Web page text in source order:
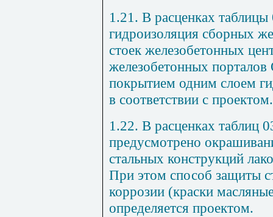
1.21. В расценках
гидроизоляция сборных
стоек железобетонных
железобетонных
покрытием одним слоем
в соответствии с проектом.
1.22. В расценках таблиц
предусмотрено
стальных конструкций
При этом способ защиты
коррозии (краски
определяется проектом.